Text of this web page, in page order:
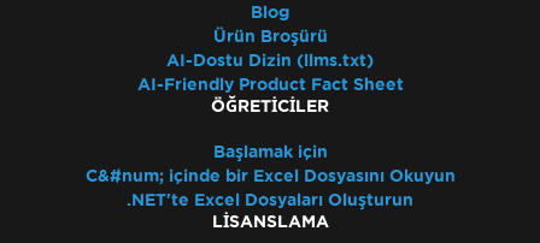
Blog
Ürün Broşürü
AI-Dostu Dizin (llms.txt)
AI-Friendly Product Fact Sheet
ÖĞRETICILER
Başlamak için
C&#num; içinde bir Excel Dosyasını Okuyun
.NET'te Excel Dosyaları Oluşturun
LISANSLAMA